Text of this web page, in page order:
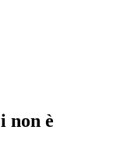
non è